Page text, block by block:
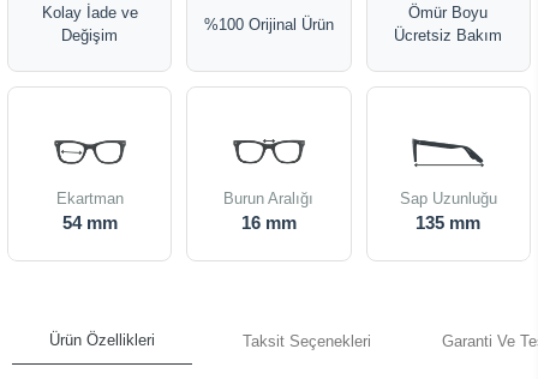
Kolay İade ve
Değişim
%100 Orijinal Ürün
Ömür Boyu
Ücretsiz Bakım
Ekartman
54 mm
Burun Aralığı
16 mm
Sap Uzunluğu
135 mm
Ürün Özellikleri Taksit Seçenekleri Garanti Ve